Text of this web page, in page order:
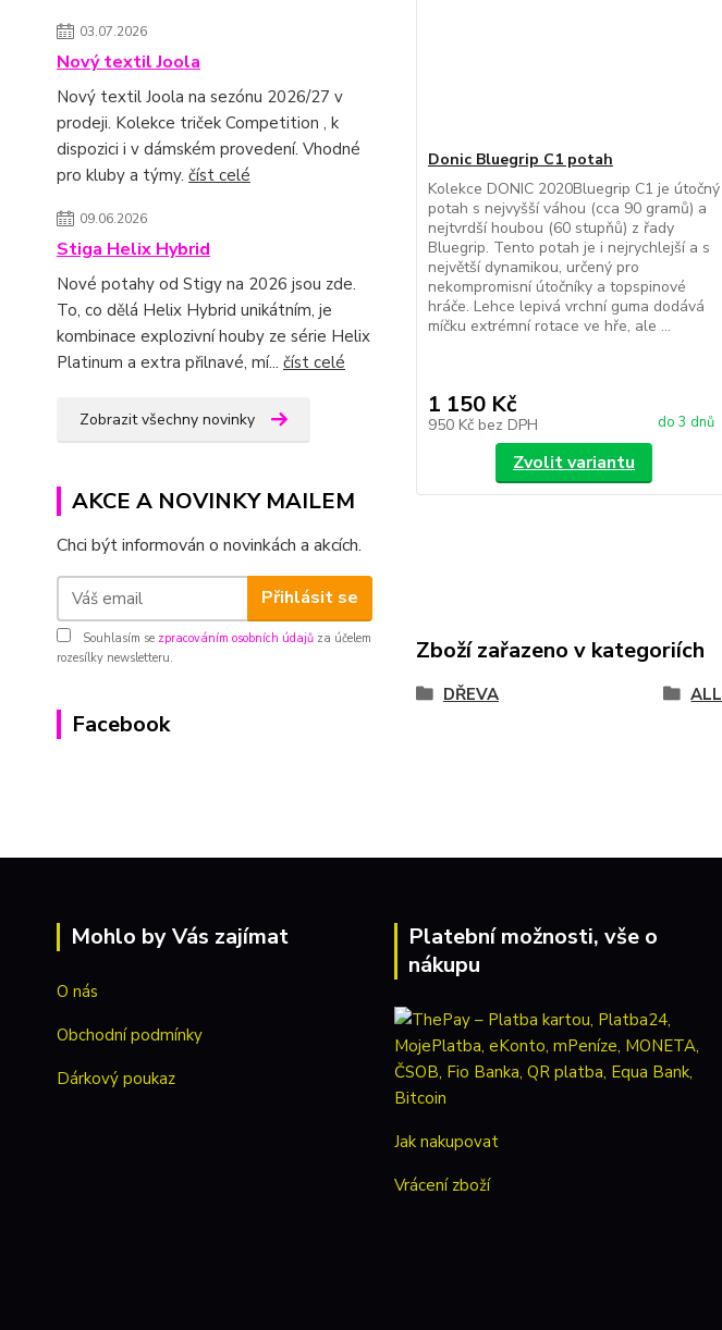
03.07.2026
Nový textil Joola
Nový textil Joola na sezónu 2026/27 v
prodeji. Kolekce triček Competition , k
dispozici i v dámském provedení. Vhodné
pro kluby a týmy. číst celé
09.06.2026
Stiga Helix Hybrid
Nové potahy od Stigy na 2026 jsou zde.
To, co dělá Helix Hybrid unikátním, je
kombinace explozivní houby ze série Helix
Platinum a extra přilnavé, mí... číst celé
Zobrazit všechny novinky
AKCE A NOVINKY MAILEM
Chci být informován o novinkách a akcích.
Přihlásit se
Souhlasím se zpracováním osobních údajů za účelem
rozesílky newsletteru.
Facebook
Donic Bluegrip C1 potah
Kolekce DONIC 2020Bluegrip C1 je útočný
potah s nejvyšší váhou (cca 90 gramů) a
nejtvrdší houbou (60 stupňů) z řady
Bluegrip. Tento potah je i nejrychlejší a s
největší dynamikou, určený pro
nekompromisní útočníky a topspinové
hráče. Lehce lepivá vrchní guma dodává
míčku extrémní rotace ve hře, ale ...
1 150 Kč
950 Kč bez DPH do 3 dnů
Zvolit variantu
Zboží zařazeno v kategoriích
DŘEVA ALL
Mohlo by Vás zajímat
O nás
Obchodní podmínky
Dárkový poukaz
Platební možnosti, vše o
nákupu
Jak nakupovat
Vrácení zboží